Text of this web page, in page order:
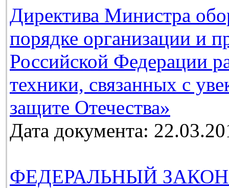
Директива Министра
порядке организации и
Российской Федерации
техники, связанных с
защите Отечества»
Дата документа:
ФЕДЕРАЛЬНЫЙ